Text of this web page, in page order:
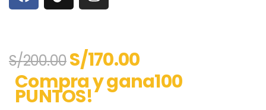
S/200.00S/170.00
Compra y gana100
PUNTOS!